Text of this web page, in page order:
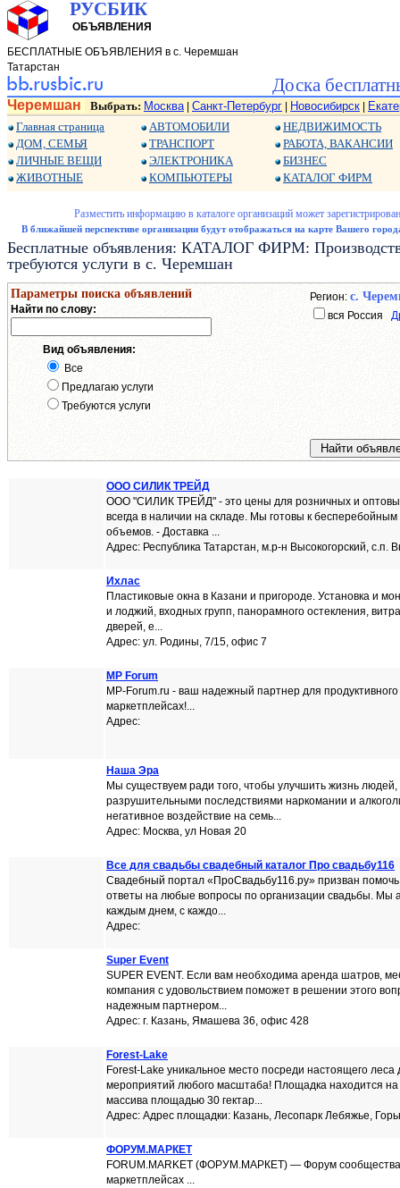
РУСБИК
ОБЪЯВЛЕНИЯ
БЕСПЛАТНЫЕ ОБЪЯВЛЕНИЯ в с. Черемшан
Татарстан
Доска
Черемшан Выбрать: Москва| Санкт-Петербург Новосибирск
Главная страница
ДОМ, СЕМЬЯ
ЛИЧНЫЕ ВЕЩИ
ЖИВОТНЫЕ
АВТОМОБИЛИ
ТРАНСПОРТ
ЭЛЕКТРОНИКА
КОМПЬЮТЕРЫ
НЕДВИЖИМОСТЬ
РАБОТА, ВАКАНСИИ
БИЗНЕС
КАТАЛОГ ФИРМ
Разместить информацию в каталоге организаций может
В ближайшей перспективе организации будут отображаться на карте Вашего
Бесплатные объявления: КАТАЛОГ ФИРМ:
требуются услуги в с. Черемшан
Параметры поиска объявлений
Найти по слову:
Регион: с.
вся Россия
Вид объявления:
Все
Предлагаю услуги
Требуются услуги
ООО СИЛИК ТРЕЙД
ООО "СИЛИК ТРЕЙД" - это цены для розничных и
всегда в наличии на складе. Мы готовы к
объемов. - Доставка ...
Адрес: Республика Татарстан, м.р-н Высокогорский, с.п.
Ихлас
Пластиковые окна в Казани и пригороде. Установка и
и лоджий, входных групп, панорамного остекления,
дверей, е...
Адрес: ул. Родины, 7/15, офис 7
MP Forum
MP-Forum.ru - ваш надежный партнер для
маркетплейсах!...
Адрес:
Наша Эра
Мы существуем ради того, чтобы улучшить жизнь
разрушительными последствиями наркомании и
негативное воздействие на семь...
Адрес: Москва, ул Новая 20
Все для свадьбы свадебный каталог Про свадьбу116
Свадебный портал «ПроСвадьбу116.ру» призван
ответы на любые вопросы по организации свадьбы. Мы
каждым днем, с каждо...
Адрес:
Super Event
SUPER EVENT. Если вам необходима аренда шатров,
компания с удовольствием поможет в решении этого
надежным партнером...
Адрес: г. Казань, Ямашева 36, офис 428
Forest-Lake
Forest-Lake уникальное место посреди настоящего
мероприятий любого масштаба! Площадка находится на
массива площадью 30 гектар...
Адрес: Адрес площадки: Казань, Лесопарк Лебяжье,
ФОРУМ.МАРКЕТ
FORUM.MARKET (ФОРУМ.МАРКЕТ) — Форум
маркетплейсах ...